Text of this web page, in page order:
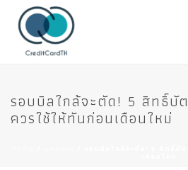
รอบบิลใกล้จะตัด! 5 สิทธิ์บั
ควรใช้ให้ทันก่อนเดือนใหม่